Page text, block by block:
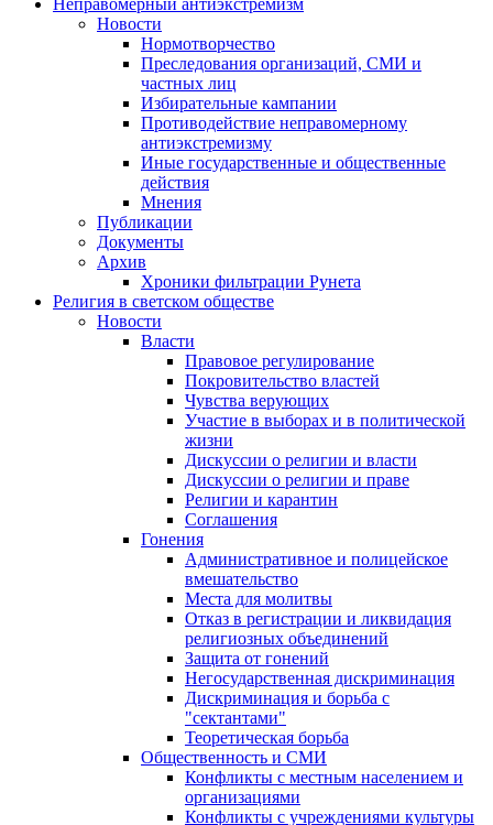
Неправомерный антиэкстремизм
Новости
Нормотворчество
Преследования организаций, СМИ и
частных лиц
Избирательные кампании
Противодействие неправомерному
антиэкстремизму
Иные государственные и общественные
действия
Мнения
Публикации
Документы
Архив
Хроники фильтрации Рунета
Религия в светском обществе
Новости
Власти
Правовое регулирование
Покровительство властей
Чувства верующих
Участие в выборах и в политической
жизни
Дискуссии о религии и власти
Дискуссии о религии и праве
Религии и карантин
Соглашения
Гонения
Административное и полицейское
вмешательство
Места для молитвы
Отказ в регистрации и ликвидация
религиозных объединений
Защита от гонений
Негосударственная дискриминация
Дискриминация и борьба с
"сектантами"
Теоретическая борьба
Общественность и СМИ
Конфликты с местным населением и
организациями
Конфликты с учреждениями культуры